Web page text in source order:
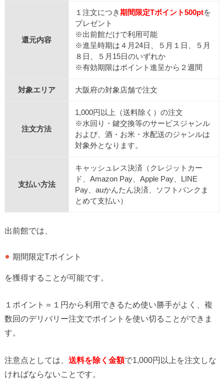
還元内容
１注文につき期間限定Tポイント500ptを
プレゼント
※出前館だけで利用可能
※進呈時期は４月24日、５月１日、５月
８日、５月15日のいずれか
※有効期限はポイント進呈から２週間
対象エリア 大阪府の対象店舗で注文
注文方法
1,000円以上（送料除く）の注文
※水回り・鍵交換等のサービスジャンル
および、酒・お米・水配送のジャンルは
対象外となります。
支払い方法
キャッシュレス決済（クレジットカー
ド、Amazon Pay、Apple Pay、LINE
Pay、auかんたん決済、ソフトバンクま
とめて支払い）
出前館では、
期間限定Tポイント
を獲得することが可能です。
１ポイント＝１円から利用できるため使い勝手がよく、複
数回のデリバリー注文でポイントを使い切ることができま
す。
注意点としては、 送料を除く金額で1,000円以上を注文しな
ければならないことです。